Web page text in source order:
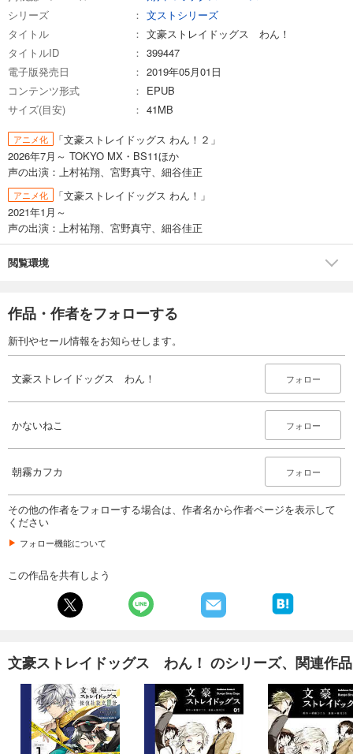
シリーズ
文ストシリーズ
タイトル
文豪ストレイドッグス わん！
タイトルID
399447
電子版発売日
2019年05月01日
コンテンツ形式
EPUB
サイズ(目安)
41MB
アニメ化
「文豪ストレイドッグス わん！２」
2026年7月～ TOKYO MX・BS11ほか
声の出演：上村祐翔、宮野真守、細谷佳正
アニメ化
「文豪ストレイドッグス わん！」
2021年1月～
声の出演：上村祐翔、宮野真守、細谷佳正
閲覧環境
作品・作者をフォローする
新刊やセール情報をお知らせします。
文豪ストレイドッグス わん！ フォロー
かないねこ フォロー
朝霧カフカ フォロー
その他の作者をフォローする場合は、作者名から作者ページを表示して
ください
フォロー機能について
この作品を共有しよう
文豪ストレイドッグス わん！ のシリーズ、関連作品